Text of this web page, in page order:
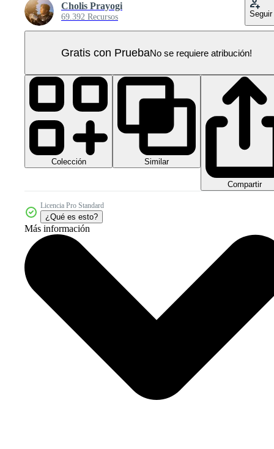
Cholis Prayogi
69.392 Recursos Seguir
Gratis con PruebaNo se requiere atribución!
Colección Similar
Compartir
Licencia Pro Standard
¿Qué es esto?
Más información